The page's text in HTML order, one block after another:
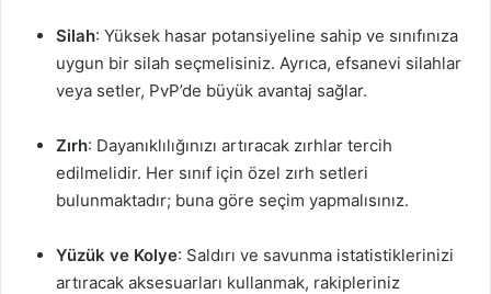
Silah: Yüksek hasar potansiyeline sahip ve sınıfınıza
uygun bir silah seçmelisiniz. Ayrıca, efsanevi silahlar
veya setler, PvP’de büyük avantaj sağlar.
Zırh: Dayanıklılığınızı artıracak zırhlar tercih
edilmelidir. Her sınıf için özel zırh setleri
bulunmaktadır; buna göre seçim yapmalısınız.
Yüzük ve Kolye: Saldırı ve savunma istatistiklerinizi
artıracak aksesuarları kullanmak, rakipleriniz